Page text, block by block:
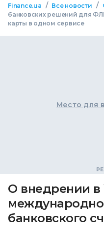
Finance.ua / Все новости /
банковских решений для
карты в одном сервисе
Место для
О внедрении в
банковского